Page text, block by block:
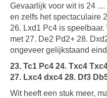
Gevaarlijk voor wit is 24
en zelfs het spectaculaire
26. Lxd1 Pc4 is
met 27. De2 Pd2+ 28.
ongeveer gelijkstaand
23. Tc1 Pc4 24. Txc4
27. Lxc4 dxc4 28. Df3
Wit heeft een stuk meer,